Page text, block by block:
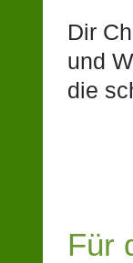
Dir
und
die
Für